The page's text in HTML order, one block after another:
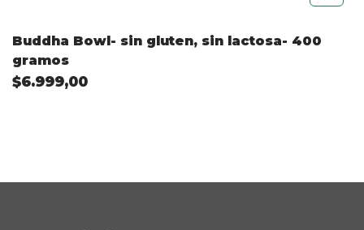
Buddha Bowl- sin gluten, sin lactosa- 400
gramos
$6.999,00